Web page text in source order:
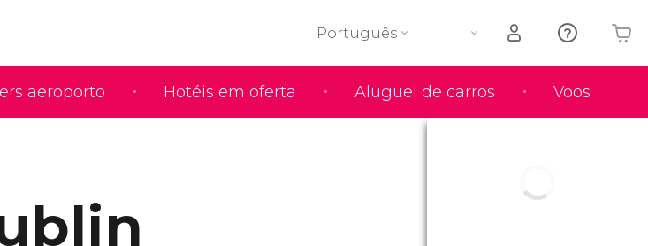
aeroporto Hotéis em oferta Aluguel de carros Voos
Português
O seu carrinho está vazio